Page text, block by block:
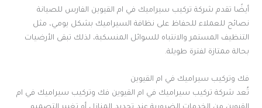
أيضًا تقدم شركة تركيب سيراميك في ام القيوين الفارس للصيانة
نصائح للعملاء للحفاظ على نظافة السيراميك بشكل يومي، مثل
التنظيف المستمر والانتباه للسوائل المنسكبة، لذلك تبقى الأرضيات
بحالة ممتازة لفترة طويلة.
فك وتركيب سيراميك في ام القيوين
تُعد شركة تركيب سيراميك في ام القيوين فك وتركيب سيراميك في ام